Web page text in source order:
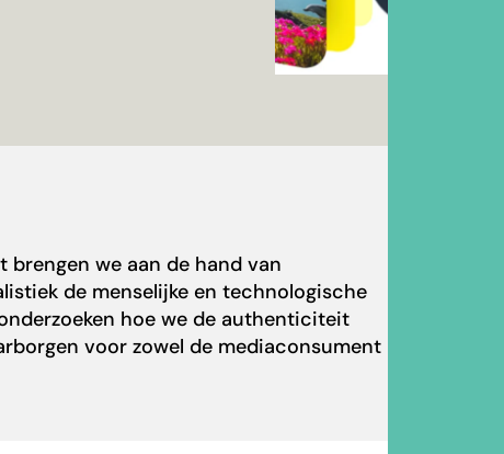
brengen we aan de hand van
de menselijke en technologische
hoe we de authenticiteit
voor zowel de mediaconsument